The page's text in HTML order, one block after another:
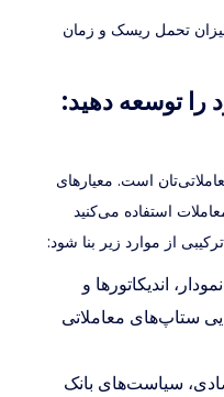
تحمل ریسک و زمان
را توسعه دهید:
است. معیارهای
استفاده می‌کنید
از موارد زیر بنا شود:
اندیکاتورها و
ستاپ‌های معاملاتی
سیاست‌های بانک